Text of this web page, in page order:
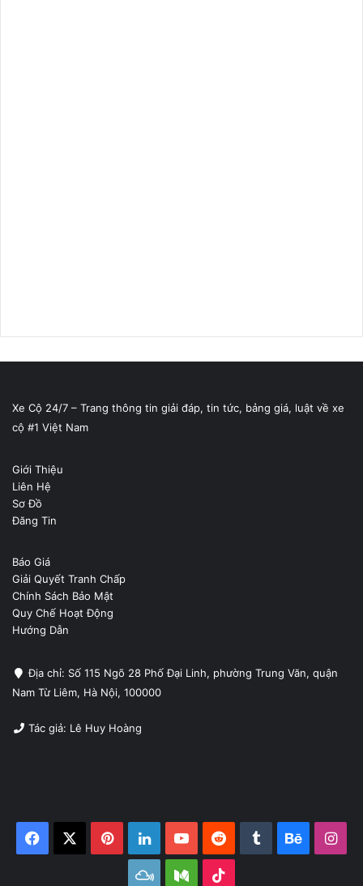
Xe Cộ 24/7 – Trang thông tin giải đáp, tin tức, bảng giá, luật về xe
cộ #1 Việt Nam
Giới Thiệu
Liên Hệ
Sơ Đồ
Đăng Tin
Báo Giá
Giải Quyết Tranh Chấp
Chính Sách Bảo Mật
Quy Chế Hoạt Động
Hướng Dẫn
Địa chỉ: Số 115 Ngõ 28 Phố Đại Linh, phường Trung Văn, quận
Nam Từ Liêm, Hà Nội, 100000
Tác giả: Lê Huy Hoàng
Facebook PinterestLinkedInYouTubeRedditTumblrBehance
Mixcloud
Medium